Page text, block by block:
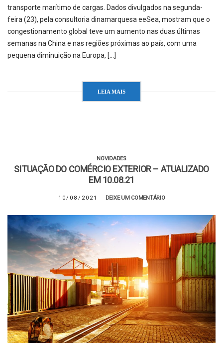
transporte marítimo de cargas. Dados divulgados na segunda-
feira (23), pela consultoria dinamarquesa eeSea, mostram que o
congestionamento global teve um aumento nas duas últimas
semanas na China e nas regiões próximas ao país, com uma
pequena diminuição na Europa, […]
LEIA MAIS
NOVIDADES
SITUAÇÃO DO COMÉRCIO EXTERIOR – ATUALIZADO
EM 10.08.21
10/08/2021 DEIXE UM COMENTÁRIO